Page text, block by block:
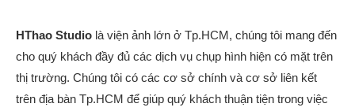
HThao Studio là viện ảnh lớn ở Tp.HCM, chúng tôi mang đến
cho quý khách đầy đủ các dịch vụ chụp hình hiện có mặt trên
thị trường. Chúng tôi có các cơ sở chính và cơ sở liên kết
trên địa bàn Tp.HCM để giúp quý khách thuận tiện trong việc